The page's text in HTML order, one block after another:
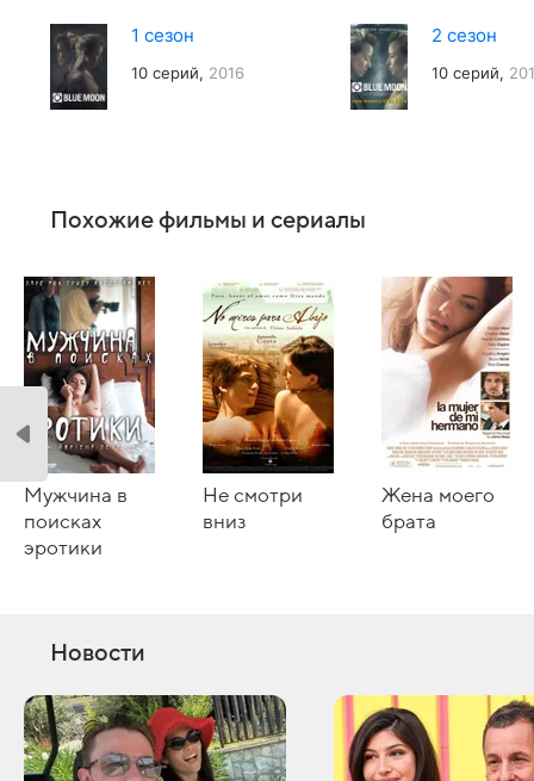
1 сезон
10 серий, 2016
2 сезон
10 серий,
Похожие фильмы и сериалы
Мужчина в
поисках
эротики
Не смотри
вниз
Жена моего
брата
Новости